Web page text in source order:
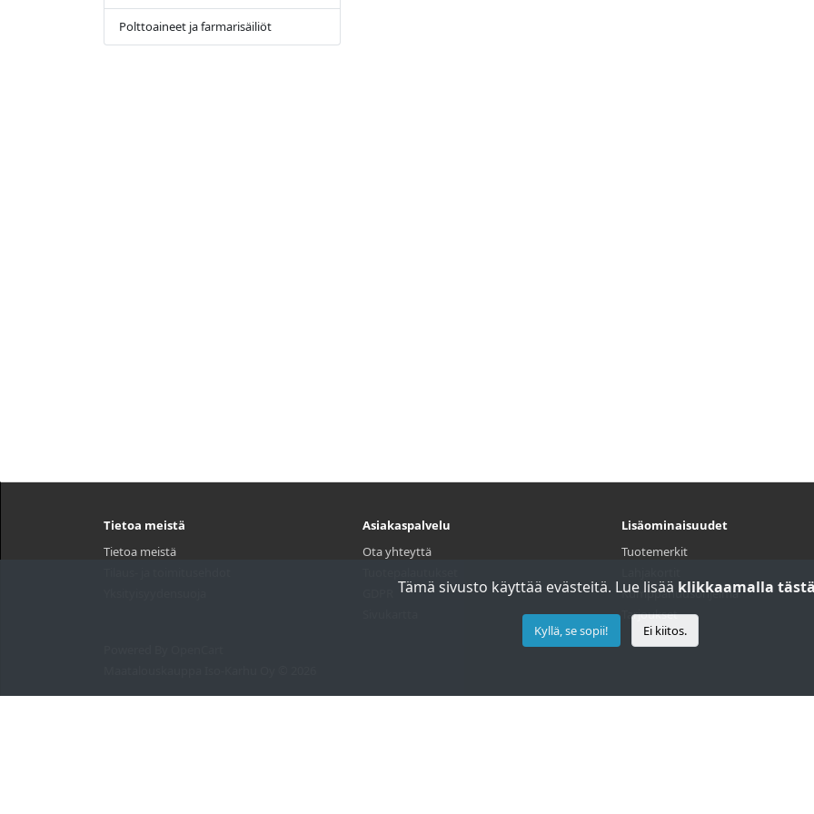
Polttoaineet ja farmarisäiliöt
Tietoa meistä
Tietoa meistä
Asiakaspalvelu
Ota yhteyttä
Lisäominaisuudet
Tuotemerkit
Kumppanuusohjelma
Tarjoukset
Tämä sivusto käyttää evästeitä. Lue lisää klikkaamalla
Kyllä, se sopii! Ei kiitos.